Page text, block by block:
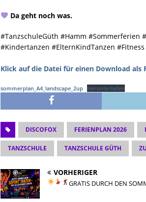
Da geht noch was.
#TanzschuleGüth #Hamm #Sommerferien
#Kindertanzen #ElternKindTanzen
Klick auf die Datei für einen Download als
sommerplan_A4_landscape_2up Herunterladen
DISCOFOX FERIENPLAN 2026
TANZSCHULE TANZSCHULE GÜTH
VORHERIGER
GRATIS DURCH DEN